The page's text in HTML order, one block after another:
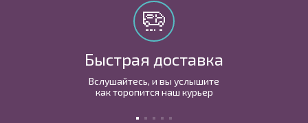
Быстрая доставка
Вслушайтесь, и вы услышите
как торопится наш курьер